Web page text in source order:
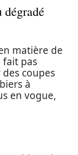
dégradé
matière de
fait pas
coupes
à
en vogue,